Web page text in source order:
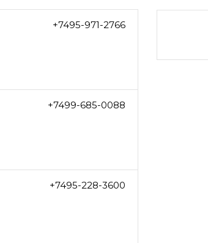
+7495-971-2766
+7499-685-0088
+7495-228-3600